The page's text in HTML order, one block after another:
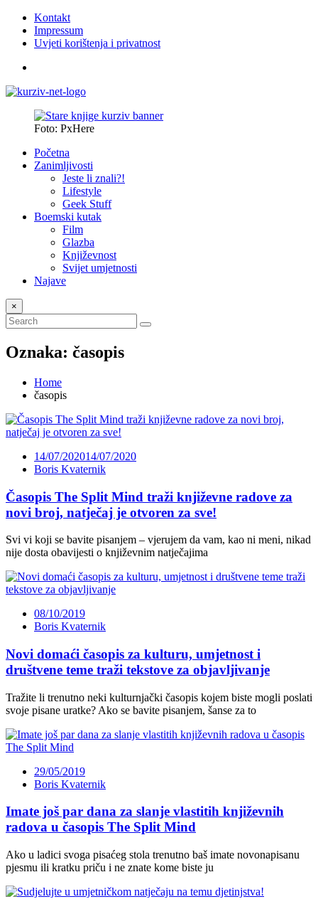
Kontakt
Impressum
Uvjeti korištenja i privatnost
Foto: PxHere
Početna
Zanimljivosti
Jeste li znali?!
Lifestyle
Geek Stuff
Boemski kutak
Film
Glazba
Književnost
Svijet umjetnosti
Najave
×
Oznaka: časopis
Home
časopis
14/07/202014/07/2020
Boris Kvaternik
Časopis The Split Mind traži književne radove za
novi broj, natječaj je otvoren za sve!
Svi vi koji se bavite pisanjem – vjerujem da vam, kao ni meni, nikad
nije dosta obavijesti o književnim natječajima
08/10/2019
Boris Kvaternik
Novi domaći časopis za kulturu, umjetnost i
društvene teme traži tekstove za objavljivanje
Tražite li trenutno neki kulturnjački časopis kojem biste mogli poslati
svoje pisane uratke? Ako se bavite pisanjem, šanse za to
29/05/2019
Boris Kvaternik
Imate još par dana za slanje vlastitih književnih
radova u časopis The Split Mind
Ako u ladici svoga pisaćeg stola trenutno baš imate novonapisanu
pjesmu ili kratku priču i ne znate kome biste ju